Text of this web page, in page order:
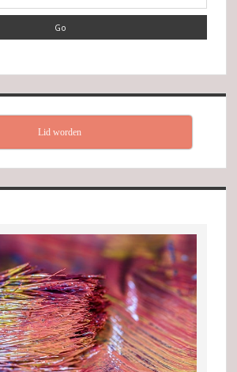
Lid worden